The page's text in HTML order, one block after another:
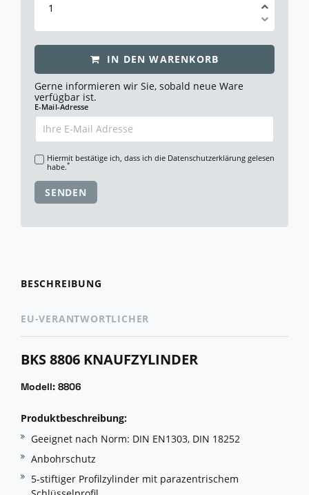
IN DEN WARENKORB
Gerne informieren wir Sie, sobald neue Ware
verfügbar ist.
E-Mail-Adresse
Hiermit bestätige ich, dass ich die Daten­schutz­erklärunggelesen
habe.*
SENDEN
BESCHREIBUNG
EU-VERANTWORTLICHER
BKS 8806 KNAUFZYLINDER
Modell: 8806
Produktbeschreibung:
Geeignet nach Norm: DIN EN1303, DIN 18252
Anbohrschutz
5-stiftiger Profilzylinder mit parazentrischem